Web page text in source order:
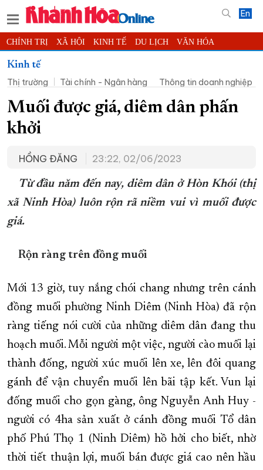
En
CHÍNH TRỊ XÃ HỘI KINH TẾ DU LỊCH VĂN HÓA
THỂ THAO
KHOA HỌC - CÔNG NGHỆ PHÁP LUẬT BẠN ĐỌC PHÓNG SỰ
THẾ GIỚI MULTIMEDIA VIDEO ĐỌC BÁO ONLINE
PODCAST
TRƯỜNG SA BIỂN ĐẢO QUÊ HƯƠNG
CHUNG TAY CẢI CÁCH HÀNH CHÍNH
XÂY DỰNG NÔNG THÔN MỚI LỊCH CẮT ĐIỆN
TÀU - XE - MÁY BAY
KHOẢNH KHẮC ĐẸP XỨ TRẦM
XÂY DỰNG KHÁNH HÒA TRỞ THÀNH THÀNH PHỐ TRỰC THUỘC
ĐẠI HỘI ĐẢNG CÁC CẤP TRANG CHỦ VỀ BÁO KHÁNH HÒA
Kinh tế
Thị trường
Tài chính - Ngân hàng Thông tin doanh nghiệp
Muối được giá, diêm dân phấn
khởi
HỒNG ĐĂNG 23:22, 02/06/2023
Từ đầu năm đến nay, diêm dân ở Hòn Khói (thị
xã Ninh Hòa) luôn rộn rã niềm vui vì muối được
giá.
Rộn ràng trên đồng muối
Mới 13 giờ, tuy nắng chói chang nhưng trên cánh
đồng muối phường Ninh Diêm (Ninh Hòa) đã rộn
ràng tiếng nói cười của những diêm dân đang thu
hoạch muối. Mỗi người một việc, người cào muối lại
thành đống, người xúc muối lên xe, lên đôi quang
gánh để vận chuyển muối lên bãi tập kết. Vun lại
đống muối cho gọn gàng, ông Nguyễn Anh Huy -
người có 4ha sản xuất ở cánh đồng muối Tổ dân
phố Phú Thọ 1 (Ninh Diêm) hồ hởi cho biết, nhờ
thời tiết thuận lợi, muối bán được giá cao nên hầu